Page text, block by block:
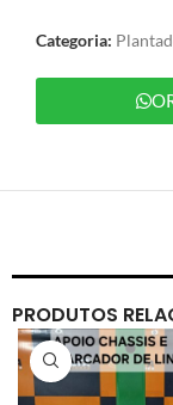
Categoria:
PRODUTOS